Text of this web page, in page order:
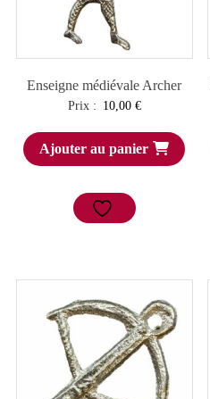
Enseigne médiévale Archer
Prix : 10,00 €
Ajouter au panier